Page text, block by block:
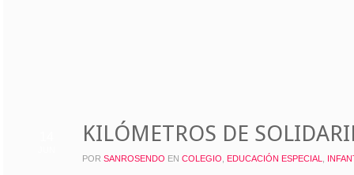
KILÓMETROS DE
POR SANROSENDO EN COLEGIO EDUCACIÓN ESPECIAL